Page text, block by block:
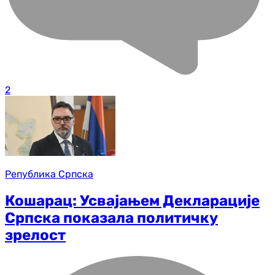
2
Република Српска
Кошарац: Усвајањем Декларације
Српска показала политичку
зрелост